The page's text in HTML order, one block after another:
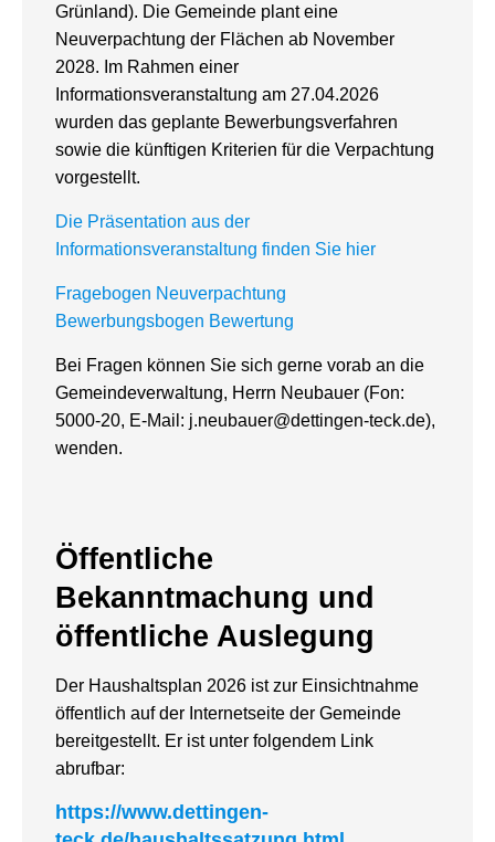
Grünland). Die Gemeinde plant eine
Neuverpachtung der Flächen ab November
2028. Im Rahmen einer
Informationsveranstaltung am 27.04.2026
wurden das geplante Bewerbungsverfahren
sowie die künftigen Kriterien für die Verpachtung
vorgestellt.
Die Präsentation aus der
Informationsveranstaltung finden Sie hier
Fragebogen Neuverpachtung
Bewerbungsbogen Bewertung
Bei Fragen können Sie sich gerne vorab an die
Gemeindeverwaltung, Herrn Neubauer (Fon:
5000-20, E-Mail: j.neubauer@dettingen-teck.de),
wenden.
Öffentliche
Bekanntmachung und
öffentliche Auslegung
Der Haushaltsplan 2026 ist zur Einsichtnahme
öffentlich auf der Internetseite der Gemeinde
bereitgestellt. Er ist unter folgendem Link
abrufbar:
https://www.dettingen-